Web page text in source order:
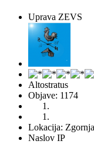
Uprava ZEVS
Altostratus
Objave: 1174
Lokacija:
Naslov IP